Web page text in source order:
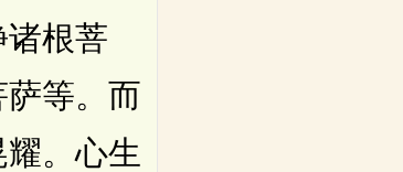
根菩
等。而
。心生